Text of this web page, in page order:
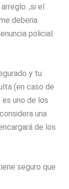
,si el
deberia
policial.
y tu
(en caso de
uno de los
una
de los
seguro que